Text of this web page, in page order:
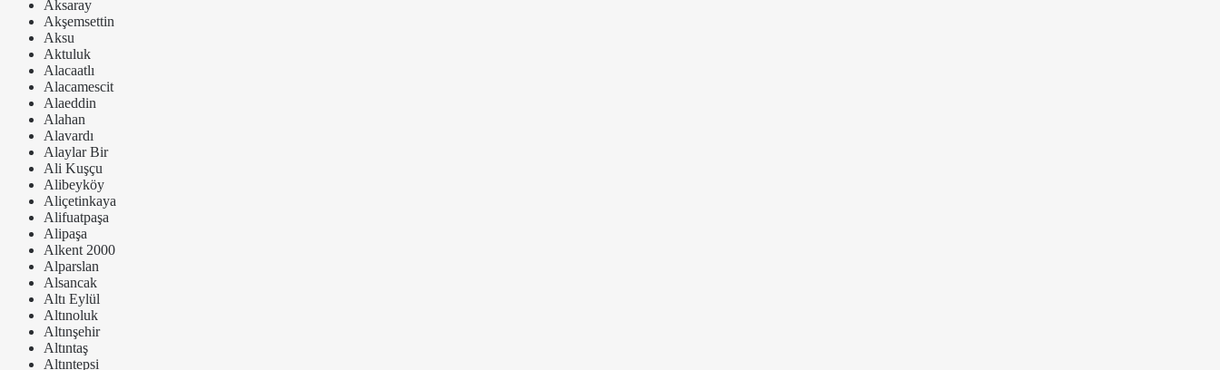
Aksaray
Akşemsettin
Aksu
Aktuluk
Alacaatlı
Alacamescit
Alaeddin
Alahan
Alavardı
Alaylar Bir
Ali Kuşçu
Alibeyköy
Aliçetinkaya
Alifuatpaşa
Alipaşa
Alkent 2000
Alparslan
Alsancak
Altı Eylül
Altınoluk
Altınşehir
Altıntaş
Altıntepsi